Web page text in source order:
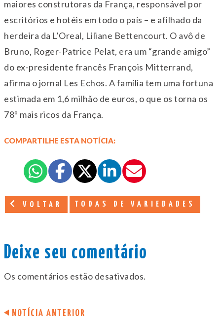
maiores construtoras da França, responsável por
escritórios e hotéis em todo o país – e afilhado da
herdeira da L’Oreal, Liliane Bettencourt. O avô de
Bruno, Roger-Patrice Pelat, era um “grande amigo”
do ex-presidente francês François Mitterrand,
afirma o jornal Les Echos. A família tem uma fortuna
estimada em 1,6 milhão de euros, o que os torna os
78º mais ricos da França.
COMPARTILHE ESTA NOTÍCIA:
VOLTAR TODAS DE VARIEDADES
Deixe seu comentário
Os comentários estão desativados.
NOTÍCIA ANTERIOR